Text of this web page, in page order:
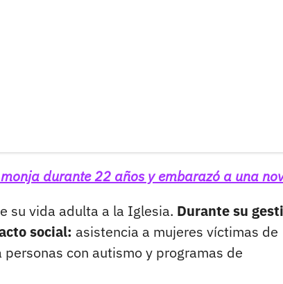
durante 22 años y embarazó a una
su vida adulta a la Iglesia. Durante su
social: asistencia a mujeres víctimas de
con autismo y programas de